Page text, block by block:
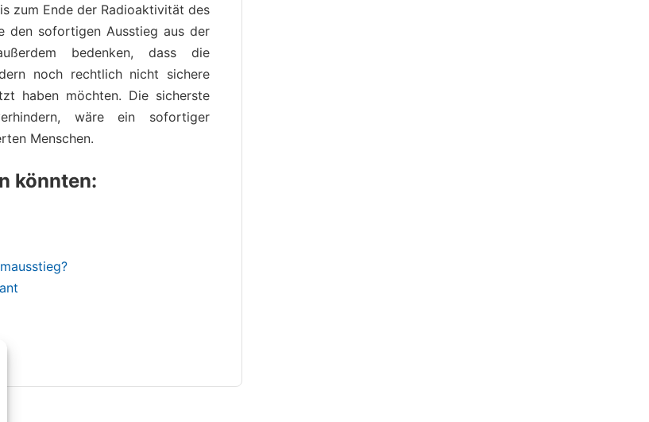
zum Ende der Radioaktivität des
den sofortigen Ausstieg aus der
bedenken, dass die
noch rechtlich nicht sichere
haben möchten. Die sicherste
wäre ein sofortiger
Menschen.
könnten: